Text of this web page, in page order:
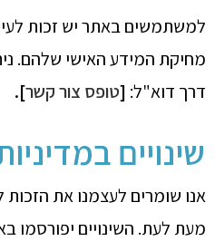
למשתמשים באתר יש זכות
מחיקת המידע האישי שלהם.
דרך דוא"ל: [טופס צור קשר].
שינויים
אנו שומרים לעצמנו את הזכות
מעת לעת. השינויים יפורסמו